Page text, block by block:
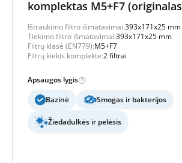
komplektas M5+F7
Ištraukimo filtro išmatavimai:393x171x25 mm
Tiekimo filtro išmatavimai:393x171x25 mm
Filtrų klasė (EN779):M5+F7
Filtrų kiekis komplekte:2 filtrai
Apsaugos lygis
Bazinė
Smogas ir bakterijos
Žiedadulkės ir pelėsis